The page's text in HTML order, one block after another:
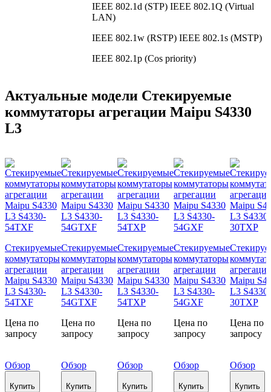
IEEE 802.1d (STP) IEEE 802.1Q (Virtual
LAN)
IEEE 802.1w (RSTP) IEEE 802.1s (MSTP)
IEEE 802.1p (Cos priority)
Актуальные модели Стекируемые
коммутаторы агрегации Maipu S4330
L3
Стекируемые
коммутаторы
агрегации
Maipu S4330
L3 S4330-
54TXF
Цена по
запросу
Обзор
Купить
Стекируемые
коммутаторы
агрегации
Maipu S4330
L3 S4330-
54GTXF
Цена по
запросу
Обзор
Купить
Стекируемые
коммутаторы
агрегации
Maipu S4330
L3 S4330-
54TXP
Цена по
запросу
Обзор
Купить
Стекируемые
коммутаторы
агрегации
Maipu S4330
L3 S4330-
54GXF
Цена по
запросу
Обзор
Купить
Maipu
L3 S4330-
30TXP
Цена по
запросу
Обзор
Купить